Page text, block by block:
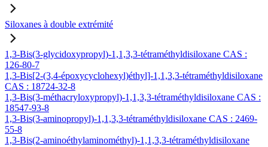
Siloxanes à double extrémité
1,3-Bis(3-glycidoxypropyl)-1,1,3,3-tétraméthyldisiloxane CAS :
126-80-7
1,3-Bis[2-(3,4-époxycyclohexyl)éthyl]-1,1,3,3-tétraméthyldisiloxane
CAS : 18724-32-8
1,3-Bis(3-méthacryloxypropyl)-1,1,3,3-tétraméthyldisiloxane CAS :
18547-93-8
1,3-Bis(3-aminopropyl)-1,1,3,3-tétraméthyldisiloxane CAS : 2469-
55-8
1,3-Bis(2-aminoéthylaminométhyl)-1,1,3,3-tétraméthyldisiloxane